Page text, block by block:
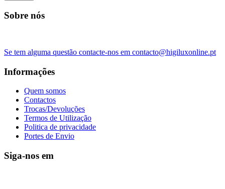
Sobre nós
Se tem alguma questão contacte-nos em contacto@higiluxonline.pt
Informações
Quem somos
Contactos
Trocas/Devoluções
Termos de Utilização
Politica de privacidade
Portes de Envio
Siga-nos em